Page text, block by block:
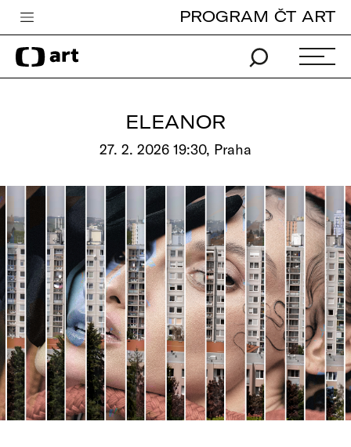
Česká televize
Zpravodajství
Pro děti
edu
Vše o ČT
PROGRAM ČT ART
ELEANOR
27. 2. 2026 19:30, Praha